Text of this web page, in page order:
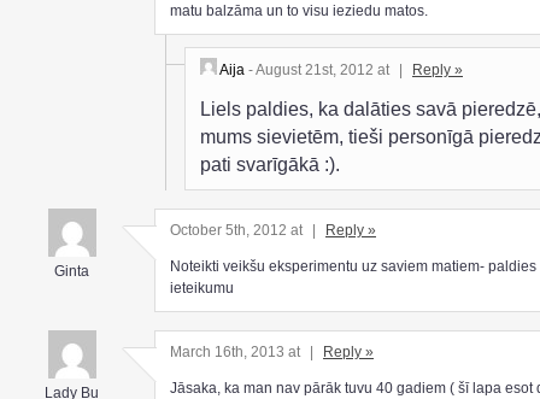
matu balzāma un to visu ieziedu matos.
Aija - August 21st, 2012 at | Reply »
Liels paldies, ka dalāties savā
mums sievietēm, tieši personīgā
pati svarīgākā :).
Ginta
October 5th, 2012 at Reply »
Noteikti veikšu eksperimentu uz saviem matiem- paldies
ieteikumu
Lady Bu
March 16th, 2013 at Reply »
Jāsaka, ka man nav pārāk tuvu 40 gadiem ( šī lapa esot